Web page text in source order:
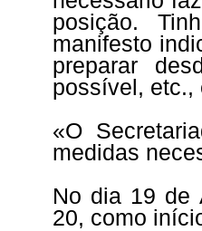
posição.
manifesto
preparar
possível, etc.,
«O
medidas
No dia 19 de
20, como